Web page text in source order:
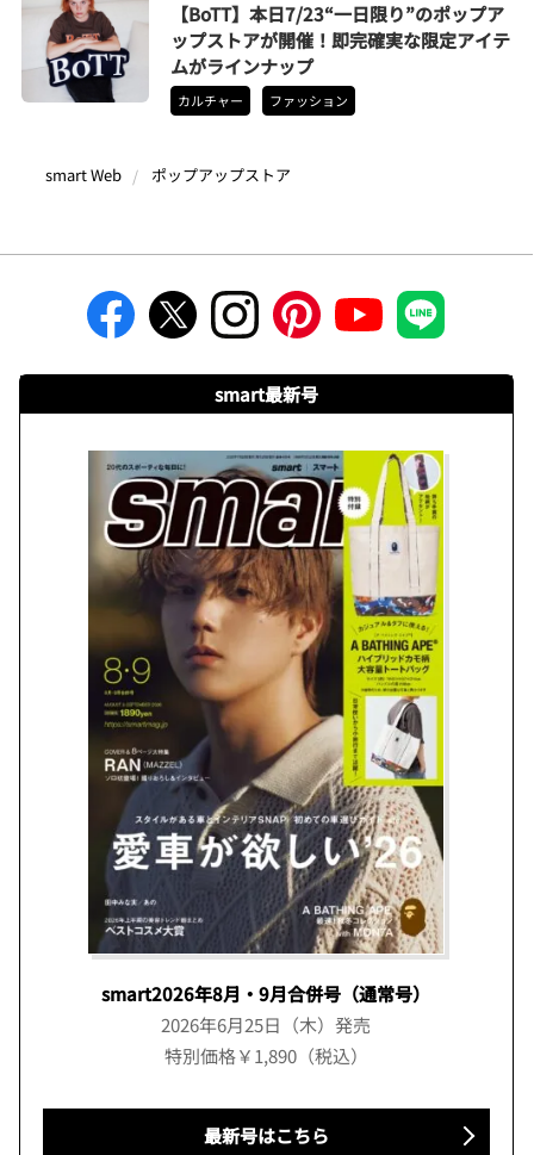
【BoTT】本日7/23“一日限り”のポップア
ップストアが開催！即完確実な限定アイテ
ムがラインナップ
カルチャー ファッション
smart Web ポップアップストア
smart最新号
smart2026年8月・9月合併号（通常号）
2026年6月25日（木）発売
特別価格￥1,890（税込）
最新号はこちら